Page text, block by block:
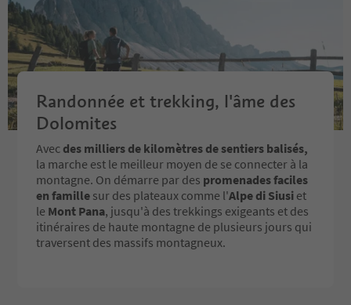
Randonnée et trekking, l'âme des
Dolomites
Avec des milliers de kilomètres de sentiers balisés,
la marche est le meilleur moyen de se connecter à la
montagne. On démarre par des promenades faciles
en famille sur des plateaux comme l'Alpe di Siusi et
le Mont Pana, jusqu'à des trekkings exigeants et des
itinéraires de haute montagne de plusieurs jours qui
traversent des massifs montagneux.